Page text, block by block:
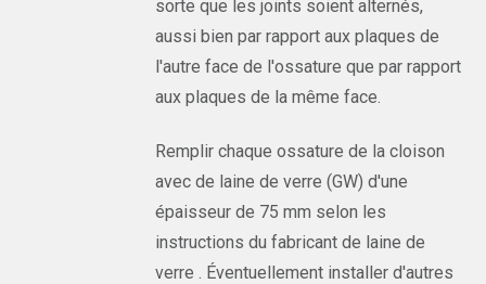
sorte que les joints soient alternés,
aussi bien par rapport aux plaques de
l'autre face de l'ossature que par rapport
aux plaques de la même face.
Remplir chaque ossature de la cloison
avec de laine de verre (GW) d'une
épaisseur de 75 mm selon les
instructions du fabricant de laine de
verre . Éventuellement installer d'autres